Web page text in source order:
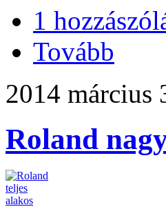
1
Tovább
2014 március
Roland